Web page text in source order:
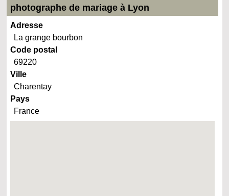
photographe de mariage à Lyon
Adresse
La grange bourbon
Code postal
69220
Ville
Charentay
Pays
France